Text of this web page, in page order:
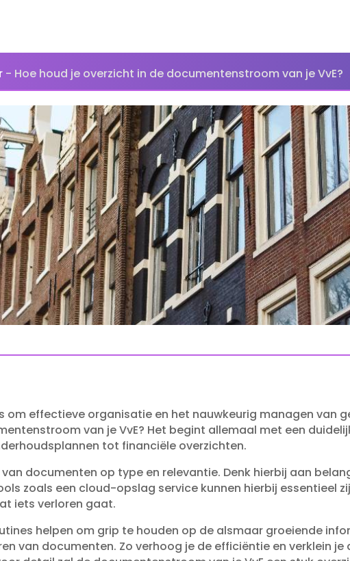
- Hoe houd je overzicht in de documentenstroom van je VvE?
om effectieve organisatie en het nauwkeurig managen van
van je VvE? Het begint allemaal met een
tot financiële overzichten.​
documenten op type en relevantie.​ Denk hierbij aan
zoals een cloud-opslag service kunnen hierbij essentieel
iets verloren gaat.​
helpen om grip te houden op de alsmaar groeiende
van documenten.​ Zo verhoog je de efficiëntie en verklein